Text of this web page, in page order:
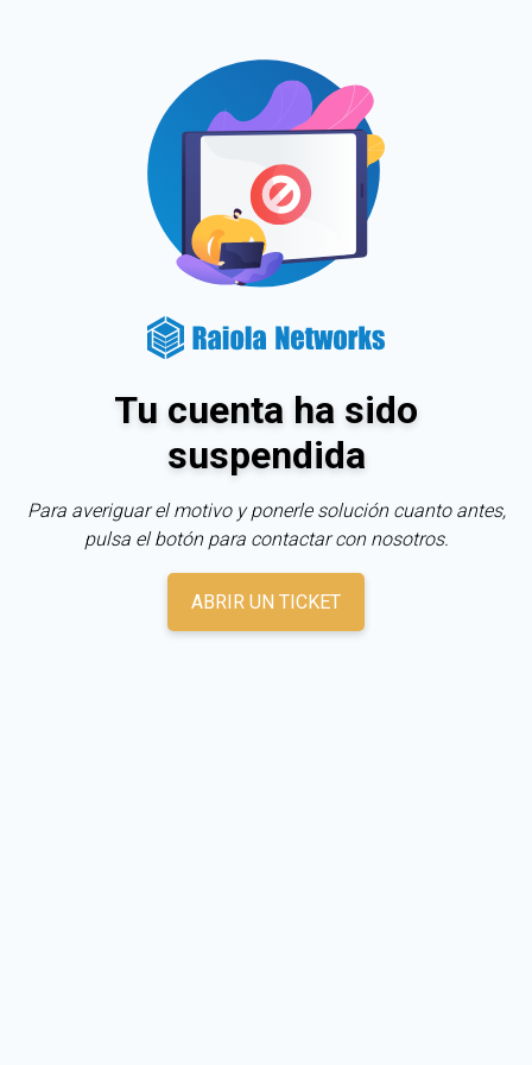
Tu cuenta ha sido
suspendida
Para averiguar el motivo y ponerle solución cuanto antes,
pulsa el botón para contactar con nosotros.
ABRIR UN TICKET